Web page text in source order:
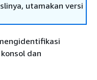
utamakan versi
dan